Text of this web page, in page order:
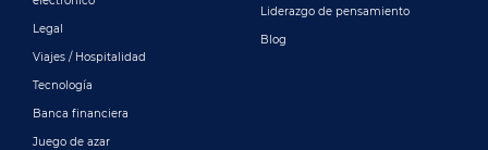
Legal
Viajes / Hospitalidad
Tecnología
Banca financiera
Juego de azar
Liderazgo de pensamiento
Blog